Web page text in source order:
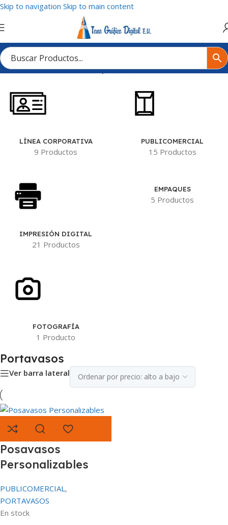
Skip to navigation Skip to main content
Inicio/Tienda/Productos etiquetados “Portavasos”
LÍNEA CORPORATIVA
9 Productos
PUBLICOMERCIAL
15 Productos
IMPRESIÓN DIGITAL
21 Productos
EMPAQUES
5 Productos
FOTOGRAFÍA
1 Producto
Portavasos
Ver barra lateral
Posavasos
Personalizables
PUBLICOMERCIAL ,
PORTAVASOS
En stock